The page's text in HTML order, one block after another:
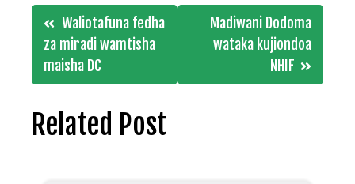
Post
navigation
Waliotafuna fedha
za miradi wamtisha
maisha DC
Madiwani Dodoma
wataka kujiondoa
NHIF
Related Post